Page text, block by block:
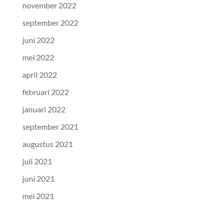
november 2022
september 2022
juni 2022
mei 2022
april 2022
februari 2022
januari 2022
september 2021
augustus 2021
juli 2021
juni 2021
mei 2021